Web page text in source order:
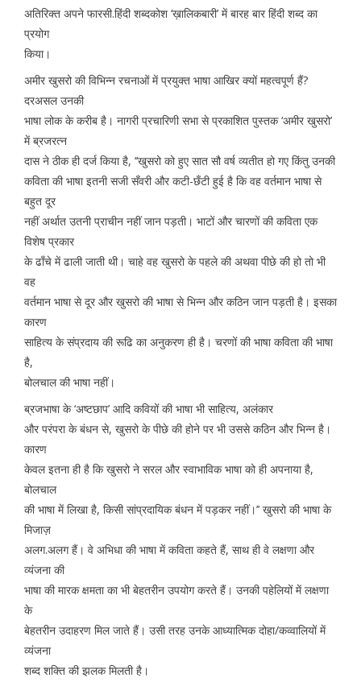
अतिरिक्त अपने फारसी.हिंदी शब्दकोश ‘ख़ालिकबारी’ में बारह बार हिंदी शब्द का
प्रयोग
किया।
अमीर खुसरो की विभिन्न रचनाओं में प्रयुक्त भाषा आखिर क्यों महत्वपूर्ण हैं?
दरअसल उनकी
भाषा लोक के करीब है। नागरी प्रचारिणी सभा से प्रकाशित पुस्तक ‘अमीर खुसरो’
में ब्रजरत्न
दास ने ठीक ही दर्ज किया है, ‘‘खुसरो को हुए सात सौ वर्ष व्यतीत हो गए किंतु उनकी
कविता की भाषा इतनी सजी सँवरी और कटी-छँटी हुई है कि वह वर्तमान भाषा से
बहुत दूर
नहीं अर्थात उतनी प्राचीन नहीं जान पड़ती। भाटों और चारणों की कविता एक
विशेष प्रकार
के ढाँचे में ढाली जाती थी। चाहे वह खुसरो के पहले की अथवा पीछे की हो तो भी
वह
वर्तमान भाषा से दूर और खुसरो की भाषा से भिन्न और कठिन जान पड़ती है। इसका
कारण
साहित्य के संप्रदाय की रूढि का अनुकरण ही है। चरणों की भाषा कविता की भाषा
है,
बोलचाल की भाषा नहीं।
ब्रजभाषा के ‘अष्टछाप’ आदि कवियों की भाषा भी साहित्य, अलंकार
और परंपरा के बंधन से, खुसरो के पीछे की होने पर भी उससे कठिन और भिन्न है।
कारण
केवल इतना ही है कि खुसरो ने सरल और स्वाभाविक भाषा को ही अपनाया है,
बोलचाल
की भाषा में लिखा है, किसी सांप्रदायिक बंधन में पड़कर नहीं।’’ खुसरो की भाषा के
मिजाज़
अलग.अलग हैं। वे अभिधा की भाषा में कविता कहते हैं, साथ ही वे लक्षणा और
व्यंजना की
भाषा की मारक क्षमता का भी बेहतरीन उपयोग करते हैं। उनकी पहेलियों में लक्षणा
के
बेहतरीन उदाहरण मिल जाते हैं। उसी तरह उनके आध्यात्मिक दोहा/कव्वालियों में
व्यंजना
शब्द शक्ति की झलक मिलती है।